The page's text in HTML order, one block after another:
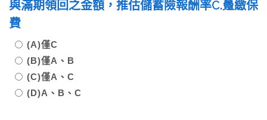
與滿期領回之金額，推估儲蓄險報酬率C.躉繳保
費
(A)僅C
(B)僅A、B
(C)僅A、C
(D)A、B、C